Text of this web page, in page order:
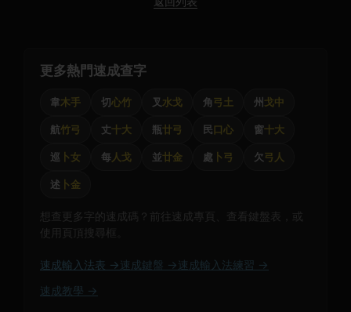
更多熱門速成查字
韋木手 切心竹 叉 水戈 角弓土 州 戈中
航竹弓 丈十大 瓶廿弓 民口心 窗十大
巡 卜女 每人戈 並廿金 處 卜弓 欠弓人
述 卜金
想查更多字的速成碼？前往速成專頁、查看鍵盤表，或
使用頁頂搜尋框。
速成輸入法表 → 速成鍵盤 → 速成輸入法練習 →
速成教學 →